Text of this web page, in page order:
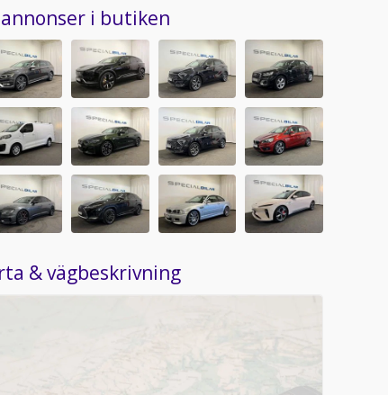
i butiken
& vägbeskrivning